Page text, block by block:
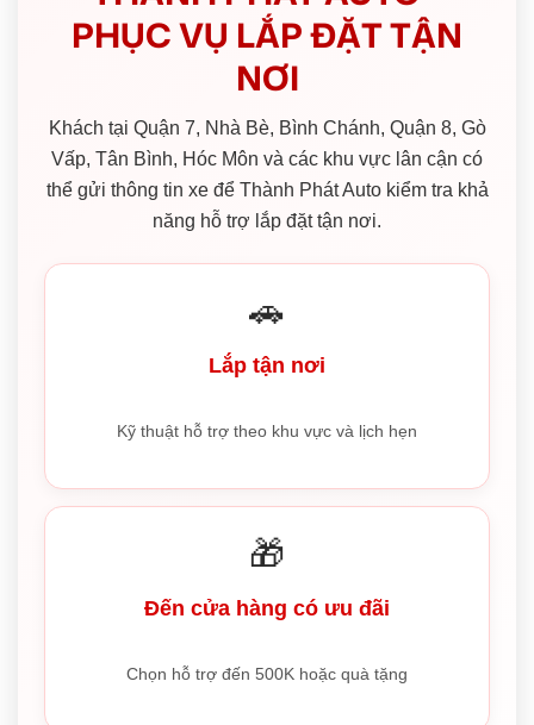
PHỤC VỤ LẮP ĐẶT TẬN
NƠI
Khách tại Quận 7, Nhà Bè, Bình Chánh, Quận 8, Gò
Vấp, Tân Bình, Hóc Môn và các khu vực lân cận có
thể gửi thông tin xe để Thành Phát Auto kiểm tra khả
năng hỗ trợ lắp đặt tận nơi.
🚗
Lắp tận nơi
Kỹ thuật hỗ trợ theo khu vực và lịch hẹn
🎁
Đến cửa hàng có ưu đãi
Chọn hỗ trợ đến 500K hoặc quà tặng